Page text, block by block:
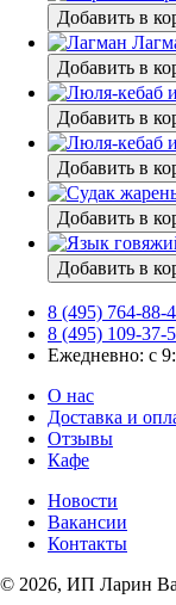
Добавить в
Добавить в
Добавить в
Добавить в
Добавить в
Добавить в
8 (495) 764-88-
8 (495) 109-37-
Ежедневно: с
О нас
Доставка и
Отзывы
Кафе
Новости
Вакансии
Контакты
© 2026, ИП Ларин